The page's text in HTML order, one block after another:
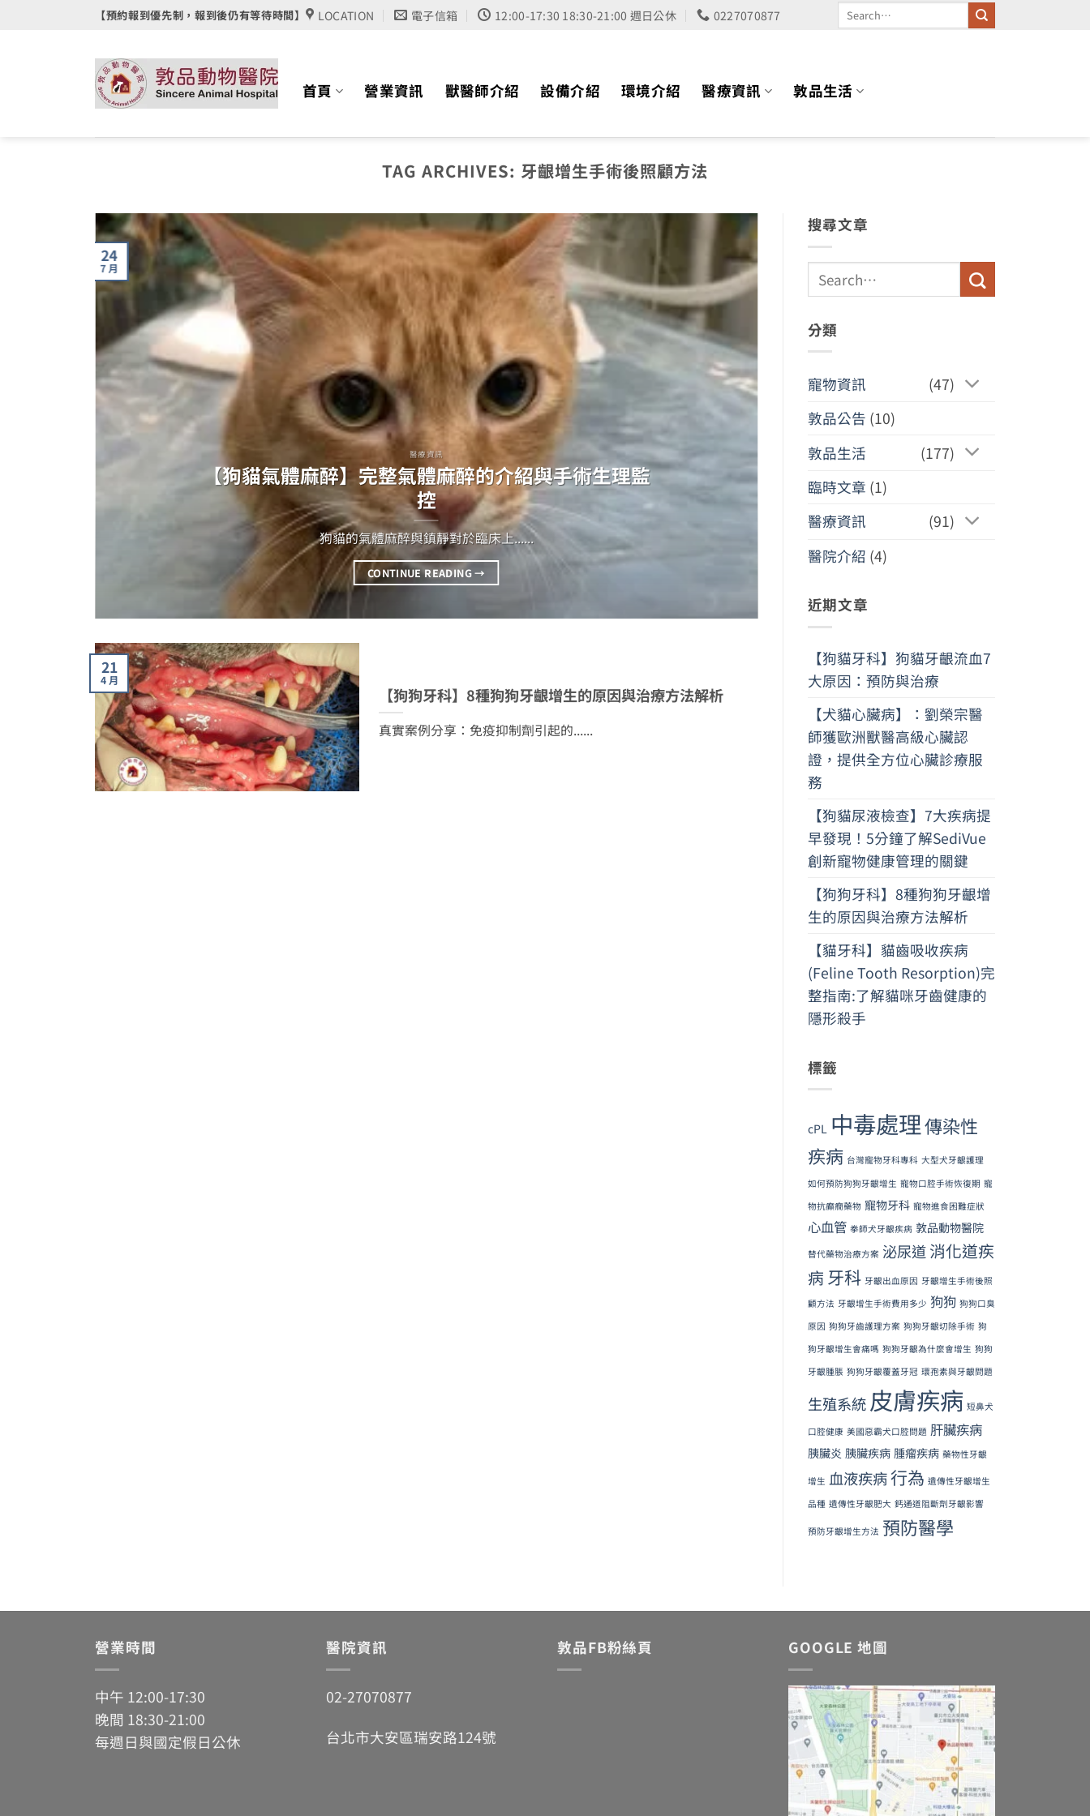
【預約報到優先制，報到後仍有等待時間】 LOCATION 電子信箱 12:00-17:30 18:30-21:00 週日公休 0227070877
首頁 營業資訊 獸醫師介紹 設備介紹 環境介紹 醫療資訊 敦品生活
TAG ARCHIVES: 牙齦增生手術後照顧方法
醫療資訊
【狗貓氣體麻醉】完整氣體麻醉的介紹與手術生理監
控
狗貓的氣體麻醉與鎮靜對於臨床上......
CONTINUE READING→
24
7 月
【狗狗牙科】8種狗狗牙齦增生的原因與治療方法解析
真實案例分享：免疫抑制劑引起的......
21
4 月
搜尋文章
分類
寵物資訊
(47)
敦品公告 (10)
敦品生活
(177)
臨時文章 (1)
醫療資訊
(91)
醫院介紹 (4)
近期文章
【狗貓牙科】狗貓牙齦流血7
大原因：預防與治療
【犬貓心臟病】：劉榮宗醫
師獲歐洲獸醫高級心臟認
證，提供全方位心臟診療服
務
【狗貓尿液檢查】7大疾病提
早發現！5分鐘了解SediVue
創新寵物健康管理的關鍵
【狗狗牙科】8種狗狗牙齦增
生的原因與治療方法解析
【貓牙科】貓齒吸收疾病
(Feline Tooth Resorption)完
整指南:了解貓咪牙齒健康的
隱形殺手
標籤
cPL 中毒處理傳染性
疾病 台灣寵物牙科專科 大型犬牙齦護理
如何預防狗狗牙齦增生 寵物口腔手術恢復期 寵
物抗癲癇藥物 寵物牙科 寵物進食困難症狀
心血管 拳師犬牙齦疾病 敦品動物醫院
替代藥物治療方案 泌尿道 消化道疾
病 牙科 牙齦出血原因 牙齦增生手術後照
顧方法 牙齦增生手術費用多少 狗狗 狗狗口臭
原因 狗狗牙齒護理方案 狗狗牙齦切除手術 狗
狗牙齦增生會痛嗎 狗狗牙齦為什麼會增生 狗狗
牙齦腫脹 狗狗牙齦覆蓋牙冠 環孢素與牙齦問題
生殖系統 皮膚疾病 短鼻犬
口腔健康 美國惡霸犬口腔問題 肝臟疾病
胰臟炎 胰臟疾病 腫瘤疾病 藥物性牙齦
增生 血液疾病行為 遺傳性牙齦增生
品種 遺傳性牙齦肥大 鈣通道阻斷劑牙齦影響
預防牙齦增生方法 預防醫學
營業時間
中午 12:00-17:30
晚間 18:30-21:00
每週日與國定假日公休
醫院資訊
02-27070877
台北市大安區瑞安路124號
敦品FB粉絲頁 GOOGLE 地圖